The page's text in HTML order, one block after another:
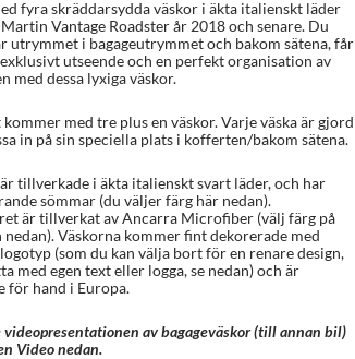
fyra skräddarsydda väskor i äkta italienskt läder
Vantage Roadster år 2018 och senare. Du
utrymmet i bagageutrymmet och bakom sätena, får
utseende och en perfekt organisation av
med dessa lyxiga väskor.
kommer med tre plus en väskor. Varje väska är gjord
in på sin speciella plats i kofferten/bakom sätena.
tillverkade i äkta italienskt svart läder, och har
sömmar (du väljer färg här nedan).
är tillverkat av Ancarra Microfiber (välj färg på
Väskorna kommer fint dekorerade med
(som du kan välja bort för en renare design,
med egen text eller logga, se nedan) och är
för hand i Europa.
av bagageväskor (till annan bil)
Video nedan.